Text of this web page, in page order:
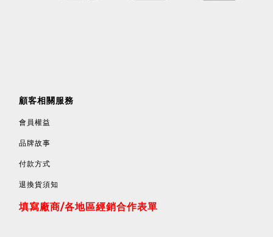
顧客相關服務
會員權益
品牌故事
付款方式
退換貨須知
填寫廠商/各地區經銷合作表單